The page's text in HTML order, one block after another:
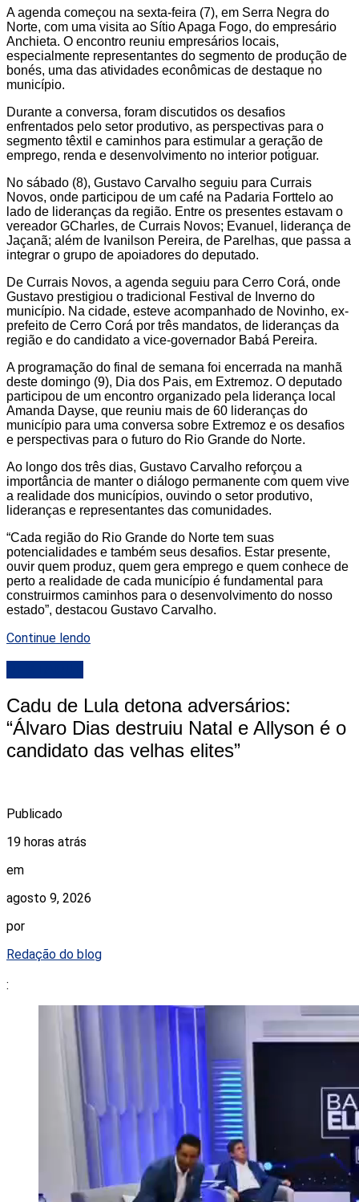
A agenda começou na sexta-feira (7), em Serra Negra do
Norte, com uma visita ao Sítio Apaga Fogo, do empresário
Anchieta. O encontro reuniu empresários locais,
especialmente representantes do segmento de produção de
bonés, uma das atividades econômicas de destaque no
município.
Durante a conversa, foram discutidos os desafios
enfrentados pelo setor produtivo, as perspectivas para o
segmento têxtil e caminhos para estimular a geração de
emprego, renda e desenvolvimento no interior potiguar.
No sábado (8), Gustavo Carvalho seguiu para Currais
Novos, onde participou de um café na Padaria Forttelo ao
lado de lideranças da região. Entre os presentes estavam o
vereador GCharles, de Currais Novos; Evanuel, liderança de
Jaçanã; além de Ivanilson Pereira, de Parelhas, que passa a
integrar o grupo de apoiadores do deputado.
De Currais Novos, a agenda seguiu para Cerro Corá, onde
Gustavo prestigiou o tradicional Festival de Inverno do
município. Na cidade, esteve acompanhado de Novinho, ex-
prefeito de Cerro Corá por três mandatos, de lideranças da
região e do candidato a vice-governador Babá Pereira.
A programação do final de semana foi encerrada na manhã
deste domingo (9), Dia dos Pais, em Extremoz. O deputado
participou de um encontro organizado pela liderança local
Amanda Dayse, que reuniu mais de 60 lideranças do
município para uma conversa sobre Extremoz e os desafios
e perspectivas para o futuro do Rio Grande do Norte.
Ao longo dos três dias, Gustavo Carvalho reforçou a
importância de manter o diálogo permanente com quem vive
a realidade dos municípios, ouvindo o setor produtivo,
lideranças e representantes das comunidades.
“Cada região do Rio Grande do Norte tem suas
potencialidades e também seus desafios. Estar presente,
ouvir quem produz, quem gera emprego e quem conhece de
perto a realidade de cada município é fundamental para
construirmos caminhos para o desenvolvimento do nosso
estado”, destacou Gustavo Carvalho.
Continue lendo
Cadu de Lula detona adversários:
“Álvaro Dias destruiu Natal e Allyson é o
candidato das velhas elites”
Publicado
19 horas atrás
em
agosto 9, 2026
por
Redação do blog
: